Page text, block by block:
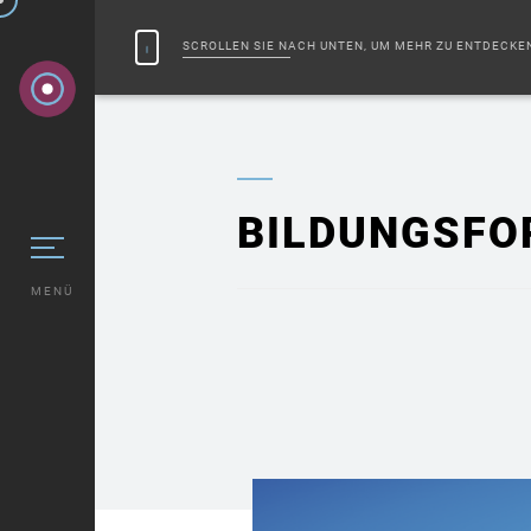
MENÜ
SCROLLEN SIE NACH UNTEN, UM MEHR ZU